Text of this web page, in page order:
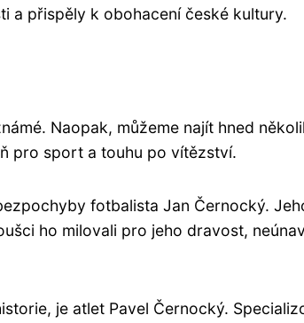
a přispěly k obohacení české kultury.
Naopak, můžeme najít hned
pro sport a touhu po vítězství.
fotbalista Jan Černocký.
ho milovali pro jeho dravost,
je atlet Pavel Černocký.